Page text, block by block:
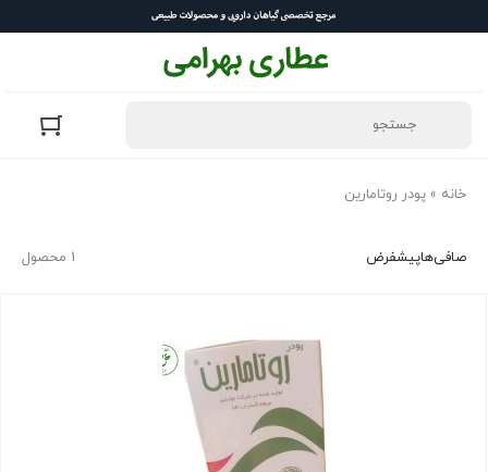
خانه » پودر روتامارین
1 محصول صافی‌هاپیشفرض